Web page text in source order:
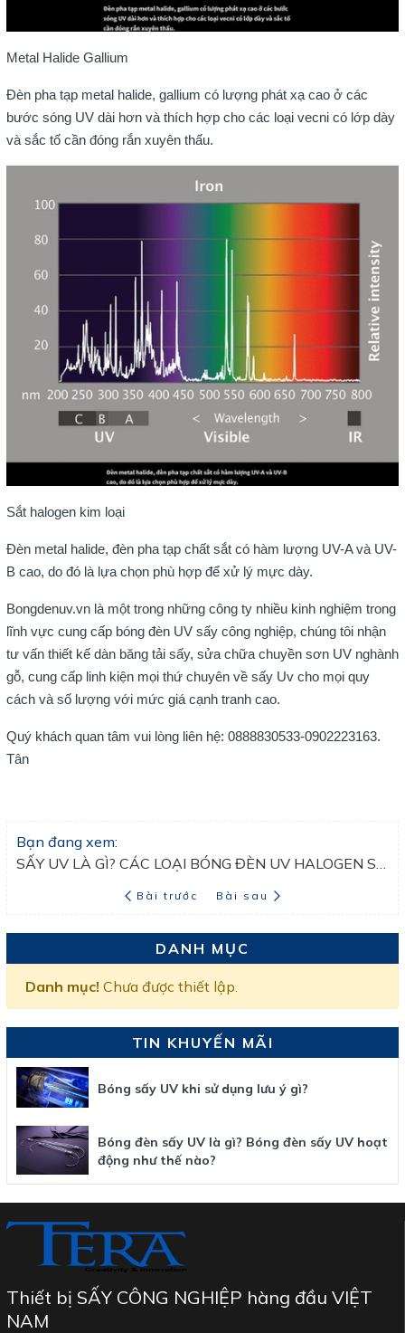
Metal Halide Gallium
Đèn pha tạp metal halide, gallium có lượng phát xạ cao ở các
bước sóng UV dài hơn và thích hợp cho các loại vecni có lớp dày
và sắc tố cần đóng rắn xuyên thấu.
Sắt halogen kim loại
Đèn metal halide, đèn pha tạp chất sắt có hàm lượng UV-A và UV-
B cao, do đó là lựa chọn phù hợp để xử lý mực dày.
Bongdenuv.vn là một trong những công ty nhiều kinh nghiệm trong
lĩnh vực cung cấp bóng đèn UV sấy công nghiệp, chúng tôi nhận
tư vấn thiết kế dàn băng tải sấy, sửa chữa chuyền sơn UV nghành
gỗ, cung cấp linh kiện mọi thứ chuyên về sấy Uv cho mọi quy
cách và số lượng với mức giá cạnh tranh cao.
Quý khách quan tâm vui lòng liên hệ: 0888830533-0902223163.
Tân
Bạn đang xem:
SẤY UV LÀ GÌ? CÁC LOẠI BÓNG ĐÈN UV HALOGEN SẤY CÔNG NGHIỆP.
Bài trước Bài sau
DANH MỤC
Danh mục! Chưa được thiết lập.
TIN KHUYẾN MÃI
Bóng sấy UV khi sử dụng lưu ý gì?
Bóng đèn sấy UV là gì? Bóng đèn sấy UV hoạt
động như thế nào?
Thiết bị SẤY CÔNG NGHIỆP hàng đầu VIỆT
NAM